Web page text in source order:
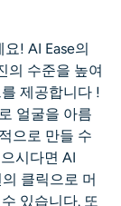
! AI Ease의
의 수준을 높여
제공합니다 !
얼굴을 아름
으로 만들 수
시다면 AI
클릭으로 머
있습니다. 또